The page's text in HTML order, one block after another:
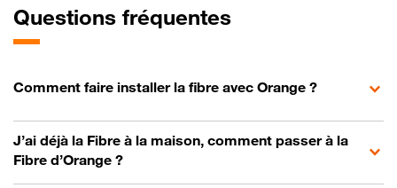
Questions fréquentes
Comment faire installer la fibre avec Orange ?
J’ai déjà la Fibre à la maison, comment passer à la
Fibre d’Orange ?